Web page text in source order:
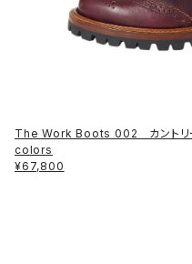
The Work Boots 002 カントリ
colors
¥67,800